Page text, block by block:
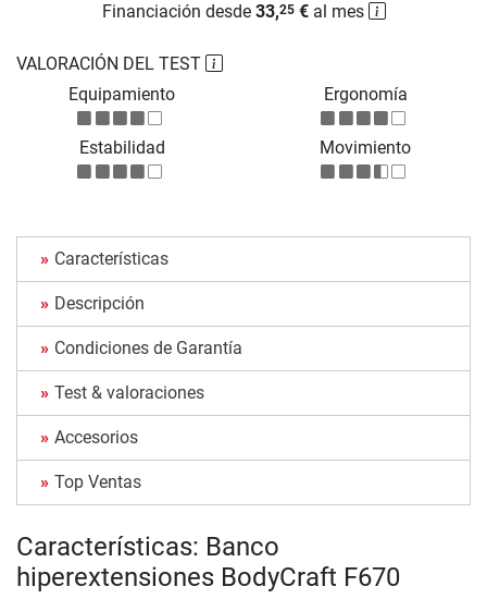
VALORACIÓN DEL TEST
Equipamiento
Ergonomía
Estabilidad Movimiento
Financiación desde 33,25€al mes
Características
Descripción
Condiciones de Garantía
Test & valoraciones
Accesorios
Top Ventas
Características: Banco
hiperextensiones BodyCraft F670